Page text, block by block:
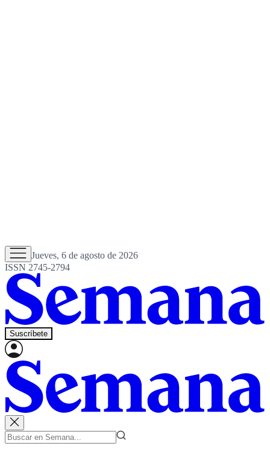
Jueves, 6 de agosto de 2026
ISSN 2745-2794
Suscríbete